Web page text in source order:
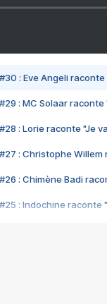
#30 : Eve Angeli
#29 : MC Solaar
#28 : Lorie raconte "Je
#27 : Christophe
#26 : Chimène Badi
#25 : Indochine raconte